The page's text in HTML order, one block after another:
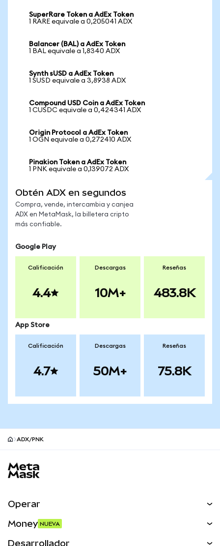
SuperRare Token a AdEx Token
1 RARE equivale a 0,205041 ADX
Balancer (BAL) a AdEx Token
1 BAL equivale a 1,8340 ADX
Synth sUSD a AdEx Token
1 SUSD equivale a 3,8938 ADX
Compound USD Coin a AdEx Token
1 CUSDC equivale a 0,424341 ADX
Origin Protocol a AdEx Token
1 OGN equivale a 0,272410 ADX
Pinakion Token a AdEx Token
1 PNK equivale a 0,139072 ADX
Obtén ADX en segundos
Compra, vende, intercambia y canjea
ADX en MetaMask, la billetera cripto
más confiable.
Google Play
Calificación
4.4
Descargas
10M+
Reseñas
483.8K
App Store
Calificación
4.7
Descargas
50M+
Reseñas
75.8K
ADX/PNK
Operar
Money NUEVA
Desarrollador